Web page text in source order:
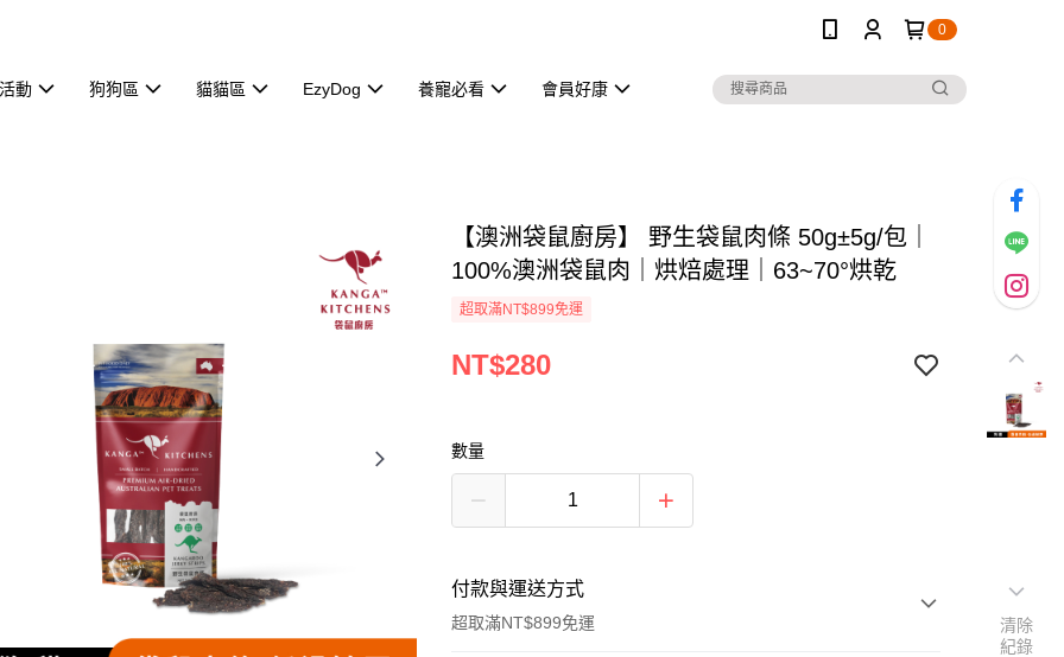
0
動 狗狗區 貓貓區 EzyDog 養寵必看 會員好康
【澳洲袋鼠廚房】 野生袋鼠肉條 50g±5g/包｜
100%澳洲袋鼠肉｜烘焙處理｜63~70°烘乾
超取滿NT$899免運
NT$280
數量
付款與運送方式
超取滿NT$899免運
清除
紀錄